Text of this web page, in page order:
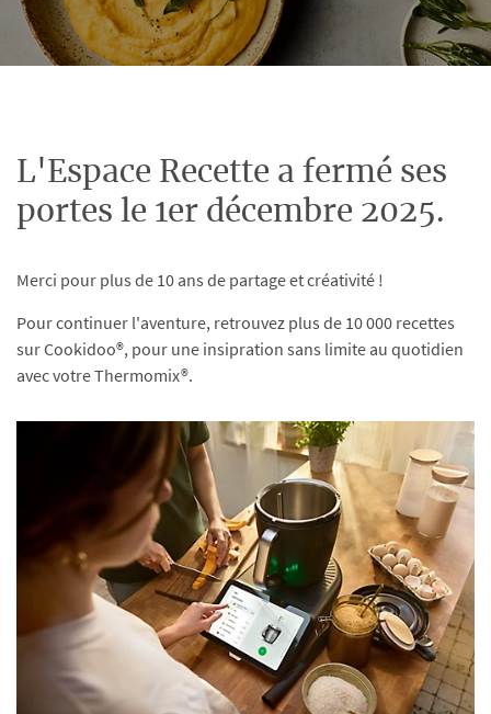
L'Espace Recette a fermé ses
portes le 1er décembre 2025.
Merci pour plus de 10 ans de partage et créativité !
Pour continuer l'aventure, retrouvez plus de 10 000 recettes
sur Cookidoo®, pour une insipration sans limite au quotidien
avec votre Thermomix®.